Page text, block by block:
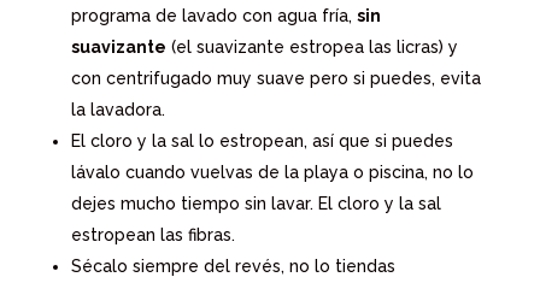
programa de lavado con agua fría, sin
suavizante (el suavizante estropea las licras) y
con centrifugado muy suave pero si puedes, evita
la lavadora.
El cloro y la sal lo estropean, así que si puedes
lávalo cuando vuelvas de la playa o piscina, no lo
dejes mucho tiempo sin lavar. El cloro y la sal
estropean las fibras.
Sécalo siempre del revés, no lo tiendas